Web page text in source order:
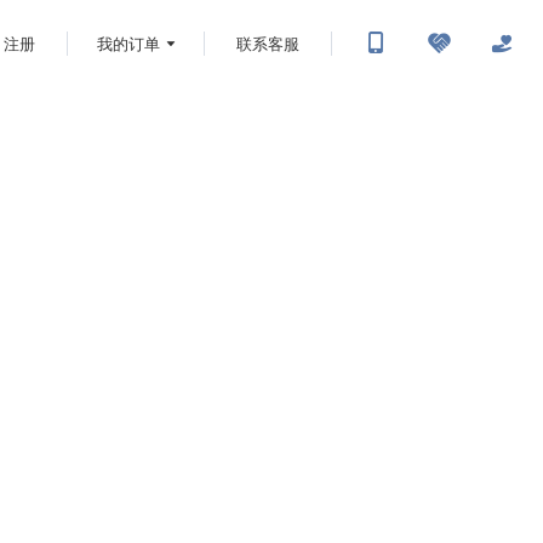
注册 我的订单 联系客服